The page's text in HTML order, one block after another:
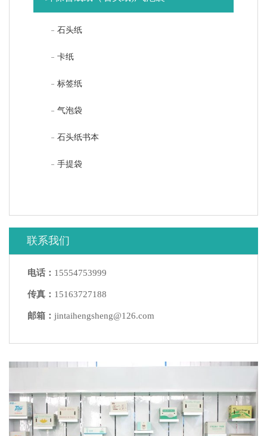
石头纸
卡纸
标签纸
气泡袋
石头纸书本
手提袋
联系我们
电话： 15554753999
传真： 15163727188
邮箱： jintaihengsheng@126.com